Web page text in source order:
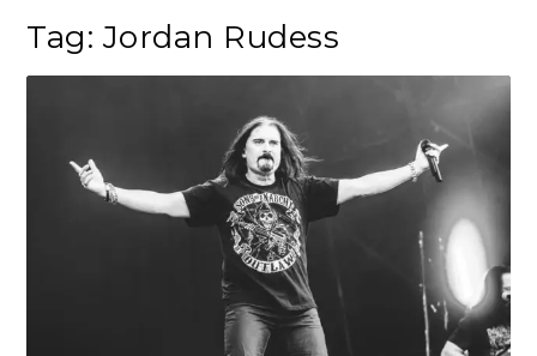
Tag: Jordan Rudess